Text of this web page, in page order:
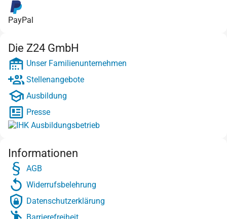
PayPal
Die Z24 GmbH
Unser Familienunternehmen
Stellenangebote
Ausbildung
Presse
Informationen
AGB
Widerrufsbelehrung
Datenschutzerklärung